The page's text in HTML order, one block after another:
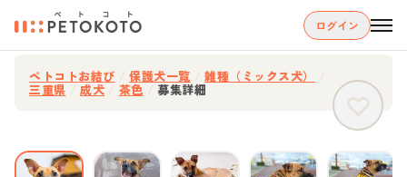
ログイン
ペトコトお結び 保護犬一覧 雑種（ミックス犬）
三重県 成犬 茶色 募集詳細